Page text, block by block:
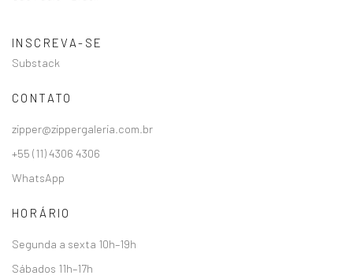
INSCREVA-SE
Substack
CONTATO
zipper@zippergaleria.com.br
+55 (11) 4306 4306
WhatsApp
HORÁRIO
Segunda a sexta 10h–19h
Sábados 11h–17h